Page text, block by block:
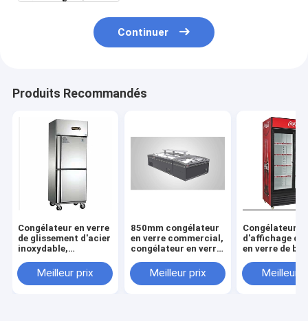
Continuer
Produits Recommandés
Congélateur en verre
de glissement d'acier
inoxydable,
de glissement de
l'acier inoxydable
Meilleur prix
850mm congélateur
en verre commercial,
congélateur en verre
refroidissement
direct du CEI
Meilleur prix
Congélateur
d'affichage de
en verre de
d'affichage de
en verre de
Meilleur